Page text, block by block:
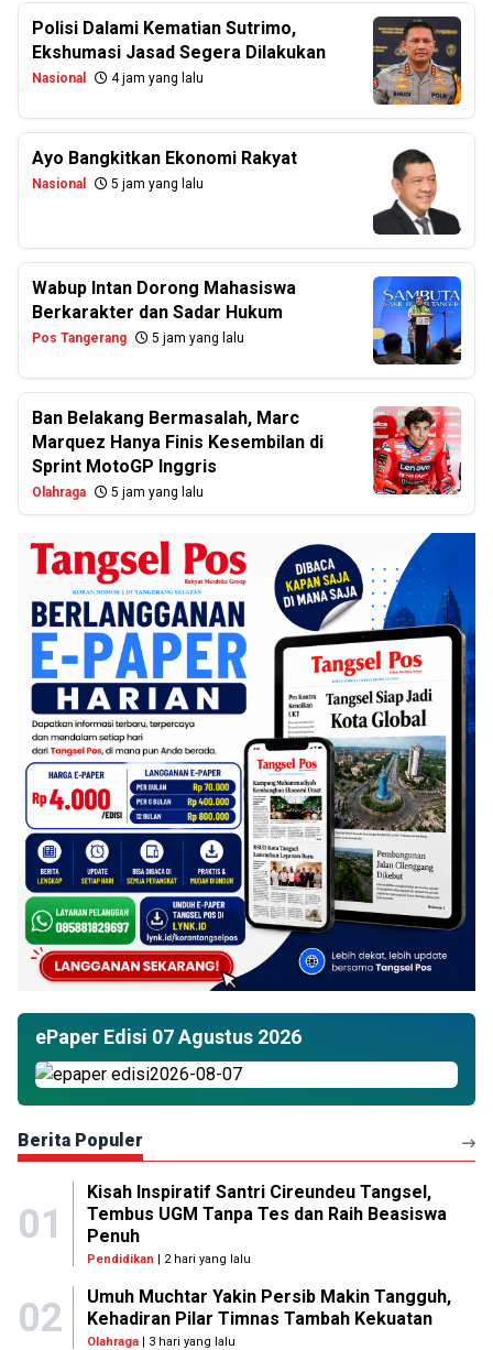
Polisi Dalami Kematian Sutrimo,
Ekshumasi Jasad Segera Dilakukan
Nasional 4 jam yang lalu
Ayo Bangkitkan Ekonomi Rakyat
Nasional 5 jam yang lalu
Wabup Intan Dorong Mahasiswa
Berkarakter dan Sadar Hukum
Pos Tangerang 5 jam yang lalu
Ban Belakang Bermasalah, Marc
Marquez Hanya Finis Kesembilan di
Sprint MotoGP Inggris
Olahraga 5 jam yang lalu
ePaper Edisi 07 Agustus 2026
Berita Populer
01
Kisah Inspiratif Santri Cireundeu Tangsel,
Tembus UGM Tanpa Tes dan Raih Beasiswa
Penuh
Pendidikan | 2 hari yang lalu
02
Umuh Muchtar Yakin Persib Makin Tangguh,
Kehadiran Pilar Timnas Tambah Kekuatan
Olahraga| 3 hari yang lalu